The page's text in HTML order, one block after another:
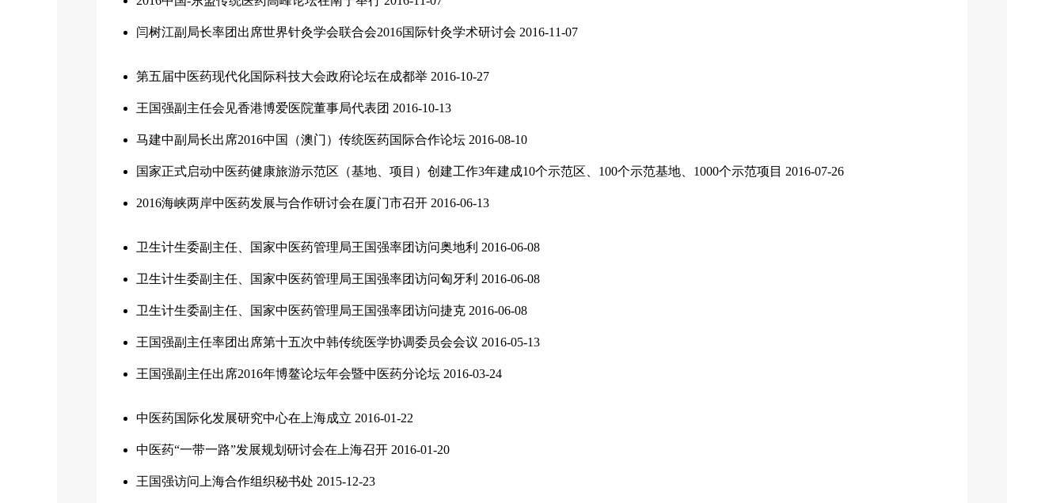
闫树江副局长率团出席世界针灸学会联合会2016国际针灸学术研讨会 2016-11-07
第五届中医药现代化国际科技大会政府论坛在成都举 2016-10-27
王国强副主任会见香港博爱医院董事局代表团 2016-10-13
马建中副局长出席2016中国（澳门）传统医药国际合作论坛 2016-08-10
国家正式启动中医药健康旅游示范区（基地、项目）创建工作3年建成10个示范区、100个示范基地、1000个示范项目 2016-07-26
2016海峡两岸中医药发展与合作研讨会在厦门市召开 2016-06-13
卫生计生委副主任、国家中医药管理局王国强率团访问奥地利 2016-06-08
卫生计生委副主任、国家中医药管理局王国强率团访问匈牙利 2016-06-08
卫生计生委副主任、国家中医药管理局王国强率团访问捷克 2016-06-08
王国强副主任率团出席第十五次中韩传统医学协调委员会会议 2016-05-13
王国强副主任出席2016年博鳌论坛年会暨中医药分论坛 2016-03-24
中医药国际化发展研究中心在上海成立 2016-01-22
中医药“一带一路”发展规划研讨会在上海召开 2016-01-20
王国强访问上海合作组织秘书处 2015-12-23